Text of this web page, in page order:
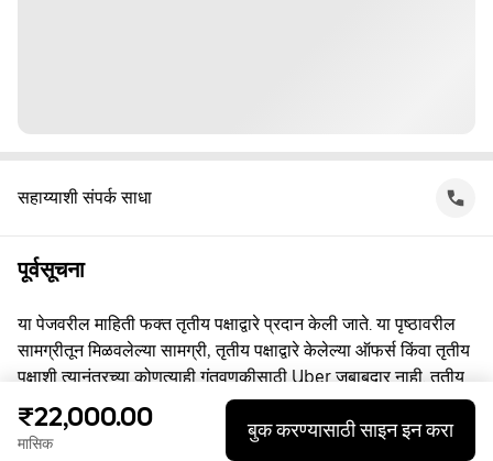
सहाय्याशी संपर्क साधा
पूर्वसूचना
या पेजवरील माहिती फक्त तृतीय पक्षाद्वारे प्रदान केली जाते. या पृष्ठावरील
सामग्रीतून मिळवलेल्या सामग्री, तृतीय पक्षाद्वारे केलेल्या ऑफर्स किंवा तृतीय
पक्षाशी त्यानंतरच्या कोणत्याही गुंतवणूकीसाठी Uber जबाबदार नाही. तृतीय
पक्षाशी व्यस्त असताना, तुम्ही त्यांच्याशी थेट करार करता, ज्यासाठी Uber हा
पक्ष नाही. प्रश्नांसाठी, कृपया तृतीय पक्षाशी थेट संपर्क साधा.
₹22,000.00
मासिक
बुक करण्यासाठी साइन इन करा